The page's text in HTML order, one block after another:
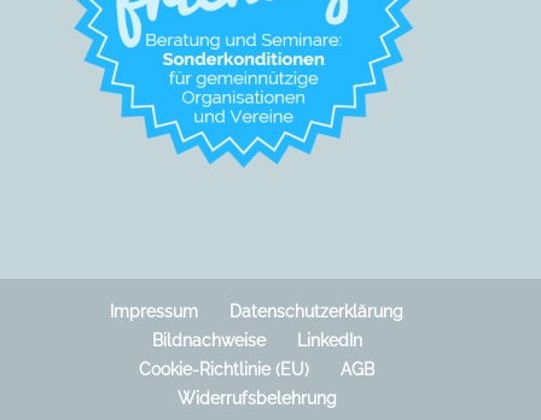
Impressum
Datenschutzerklärung
Bildnachweise
LinkedIn
Cookie-Richtlinie (EU)
AGB
Widerrufsbelehrung